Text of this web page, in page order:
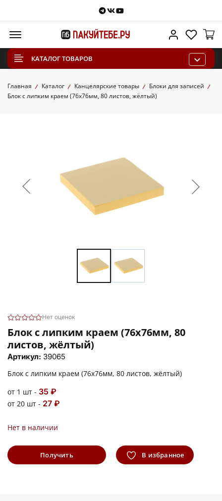
Telegram
VKontakte
Youtube
Личный
КАТАЛОГ ТОВАРОВ
Главная Каталог Канцелярские товары
Блоки для записей
Блок с липким краем (76х76мм, 80 листов, жёлтый)
Нет оценок
Блок с липким краем (76х76мм, 80
листов, жёлтый)
Артикул: 39065
Блок с липким краем (76х76мм, 80 листов, жёлтый)
от 1 шт - 35 ₽
от 20 шт - 27 ₽
Нет в наличии
Получить В избранное